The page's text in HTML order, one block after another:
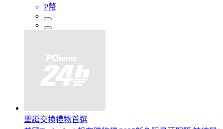
P幣
聖誕交換禮物首選